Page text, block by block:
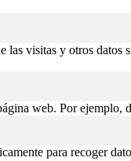
visitas y otros
web. Por
para recoger